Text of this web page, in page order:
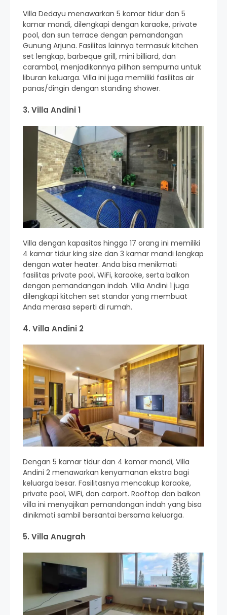
Villa Dedayu menawarkan 5 kamar tidur dan 5
kamar mandi, dilengkapi dengan karaoke, private
pool, dan sun terrace dengan pemandangan
Gunung Arjuna. Fasilitas lainnya termasuk kitchen
set lengkap, barbeque grill, mini billiard, dan
carambol, menjadikannya pilihan sempurna untuk
liburan keluarga. Villa ini juga memiliki fasilitas air
panas/dingin dengan standing shower.
3. Villa Andini 1
Villa dengan kapasitas hingga 17 orang ini memiliki
4 kamar tidur king size dan 3 kamar mandi lengkap
dengan water heater. Anda bisa menikmati
fasilitas private pool, WiFi, karaoke, serta balkon
dengan pemandangan indah. Villa Andini 1 juga
dilengkapi kitchen set standar yang membuat
Anda merasa seperti di rumah.
4. Villa Andini 2
Dengan 5 kamar tidur dan 4 kamar mandi, Villa
Andini 2 menawarkan kenyamanan ekstra bagi
keluarga besar. Fasilitasnya mencakup karaoke,
private pool, WiFi, dan carport. Rooftop dan balkon
villa ini menyajikan pemandangan indah yang bisa
dinikmati sambil bersantai bersama keluarga.
5. Villa Anugrah